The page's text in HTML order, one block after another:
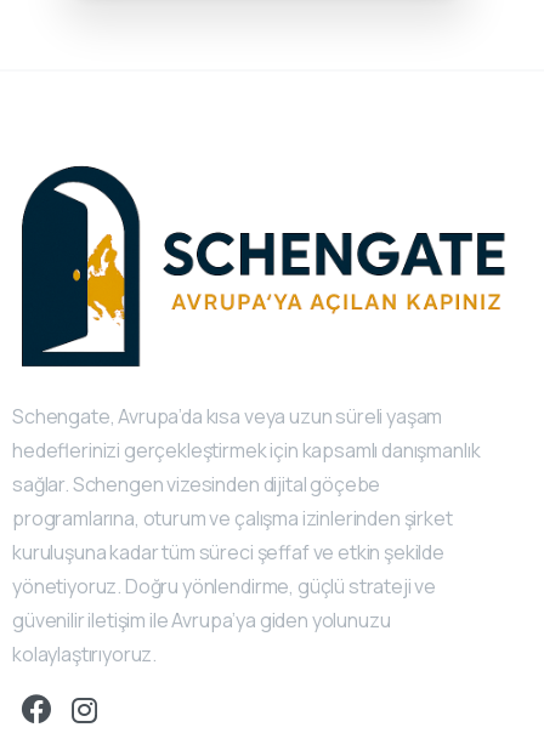
Schengate, Avrupa’da kısa veya uzun süreli yaşam
hedeflerinizi gerçekleştirmek için kapsamlı danışmanlık
sağlar. Schengen vizesinden dijital göçebe
programlarına, oturum ve çalışma izinlerinden şirket
kuruluşuna kadar tüm süreci şeffaf ve etkin şekilde
yönetiyoruz. Doğru yönlendirme, güçlü strateji ve
güvenilir iletişim ile Avrupa’ya giden yolunuzu
kolaylaştırıyoruz.